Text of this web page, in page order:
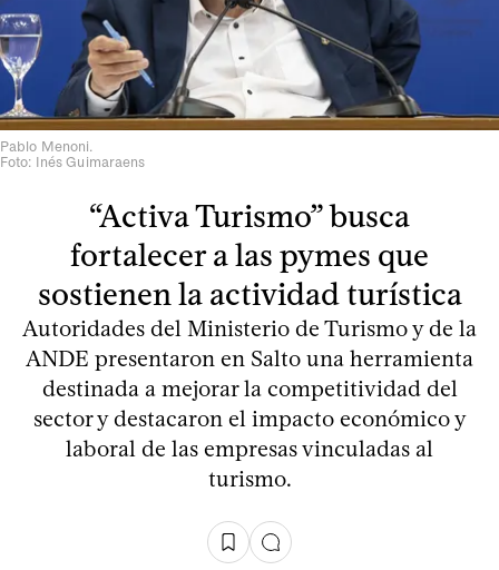
Pablo Menoni.
Foto: Inés Guimaraens
“Activa Turismo” busca
fortalecer a las pymes que
sostienen la actividad turística
Autoridades del Ministerio de Turismo y de la
ANDE presentaron en Salto una herramienta
destinada a mejorar la competitividad del
sector y destacaron el impacto económico y
laboral de las empresas vinculadas al
turismo.